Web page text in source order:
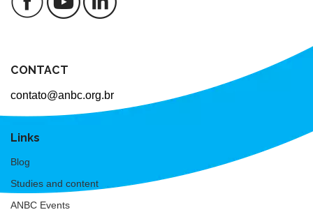
CONTACT
contato@anbc.org.br
Links
Blog
Studies and content
ANBC Events